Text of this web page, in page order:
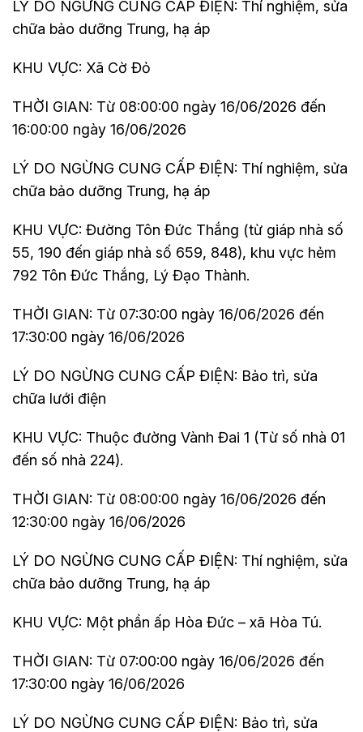
LÝ DO NGỪNG CUNG CẤP ĐIỆN: Thí nghiệm, sửa
chữa bảo dưỡng Trung, hạ áp
KHU VỰC: Xã Cờ Đỏ
THỜI GIAN: Từ 08:00:00 ngày 16/06/2026 đến
16:00:00 ngày 16/06/2026
LÝ DO NGỪNG CUNG CẤP ĐIỆN: Thí nghiệm, sửa
chữa bảo dưỡng Trung, hạ áp
KHU VỰC: Đường Tôn Đức Thắng (từ giáp nhà số
55, 190 đến giáp nhà số 659, 848), khu vực hẻm
792 Tôn Đức Thắng, Lý Đạo Thành.
THỜI GIAN: Từ 07:30:00 ngày 16/06/2026 đến
17:30:00 ngày 16/06/2026
LÝ DO NGỪNG CUNG CẤP ĐIỆN: Bảo trì, sửa
chữa lưới điện
KHU VỰC: Thuộc đường Vành Đai 1 (Từ số nhà 01
đến số nhà 224).
THỜI GIAN: Từ 08:00:00 ngày 16/06/2026 đến
12:30:00 ngày 16/06/2026
LÝ DO NGỪNG CUNG CẤP ĐIỆN: Thí nghiệm, sửa
chữa bảo dưỡng Trung, hạ áp
KHU VỰC: Một phần ấp Hòa Đức – xã Hòa Tú.
THỜI GIAN: Từ 07:00:00 ngày 16/06/2026 đến
17:30:00 ngày 16/06/2026
LÝ DO NGỪNG CUNG CẤP ĐIỆN: Bảo trì, sửa